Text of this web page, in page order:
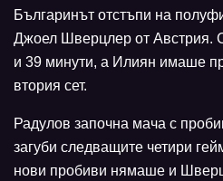
Българинът отстъпи на
Джоел Шверцлер от Австрия.
и 39 минути, а Илиян имаше
втория сет.
Радулов започна мача с
загуби следващите четири
нови пробиви нямаше и